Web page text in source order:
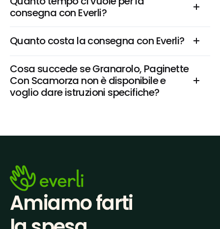
consegna con Everli?
Quanto costa la consegna con Everli?
Cosa succede se Granarolo, Paginette
Con Scamorza non è disponibile e
voglio dare istruzioni specifiche?
Amiamo farti